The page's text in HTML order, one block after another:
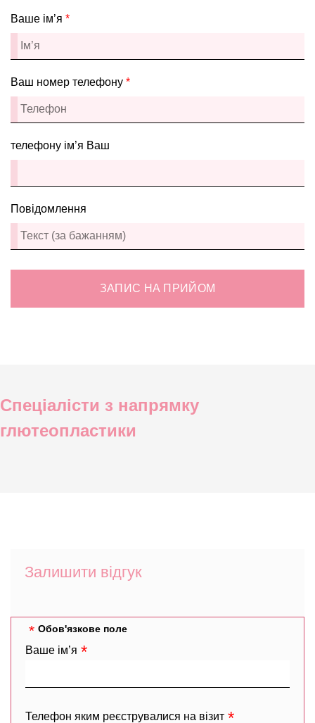
Ваше ім’я *
Ваш номер телефону *
телефону ім’я Ваш
Повідомлення
ЗАПИС НА ПРИЙОМ
Спеціалісти з напрямку
глютеопластики
Залишити відгук
Обов'язкове поле
Ваше ім’я
Телефон яким реєструвалися на візит